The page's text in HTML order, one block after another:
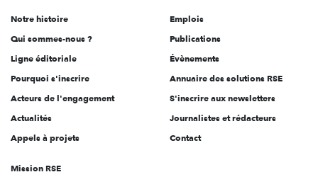
l'engagement
Notre histoire
Qui sommes-nous ?
Ligne éditoriale
Pourquoi s'inscrire
Acteurs de l'engagement
Actualités
Appels à projets
Emplois
Publications
Évènements
Annuaire des solutions RSE
S'inscrire aux newsletters
Journalistes et rédacteurs
Contact
Mission RSE